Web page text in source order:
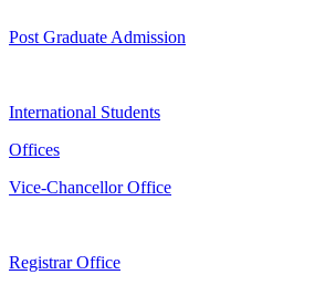
Post Graduate Admission
International Students
Offices
Vice-Chancellor Office
Registrar Office